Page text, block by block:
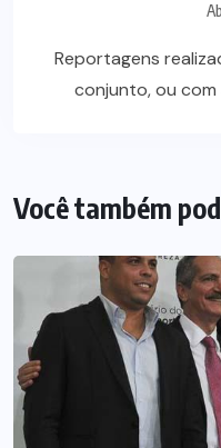
Reportagens
conjunto, ou com
Você também